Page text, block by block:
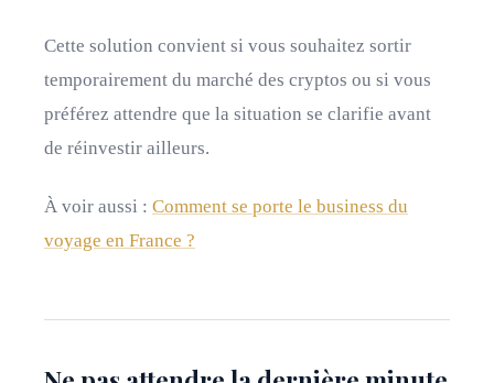
Cette solution convient si vous souhaitez sortir
temporairement du marché des cryptos ou si vous
préférez attendre que la situation se clarifie avant
de réinvestir ailleurs.
À voir aussi : Comment se porte le business du
voyage en France ?